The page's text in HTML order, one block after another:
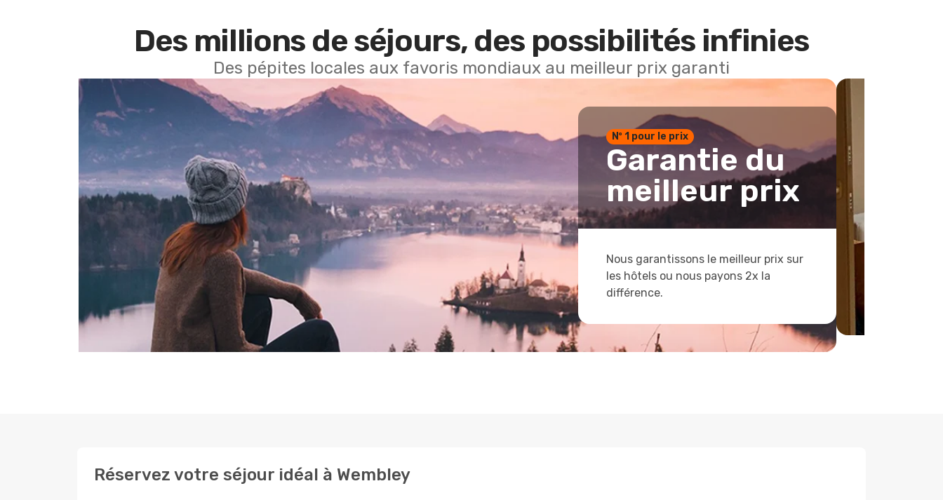
Des millions de séjours, des possibilités infinies
Des pépites locales aux favoris mondiaux au meilleur prix garanti
Nº 1 pour le prix
Garantie du
meilleur prix
Nous garantissons le meilleur prix sur
les hôtels ou nous payons 2x la
différence.
Réservez votre séjour idéal à Wembley